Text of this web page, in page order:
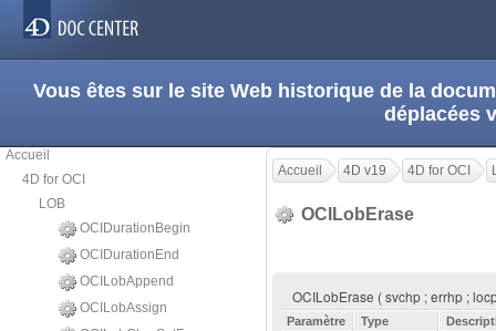
Vous êtes sur le site Web historique de la
déplacées
Accueil
4D for OCI
LOB
OCIDurationBegin
OCIDurationEnd
OCILobAppend
OCILobAssign
Accueil 4D v19 4D for OCI
OCILobErase
OCILobErase ( svchp ; errhp ;
Paramètre Type